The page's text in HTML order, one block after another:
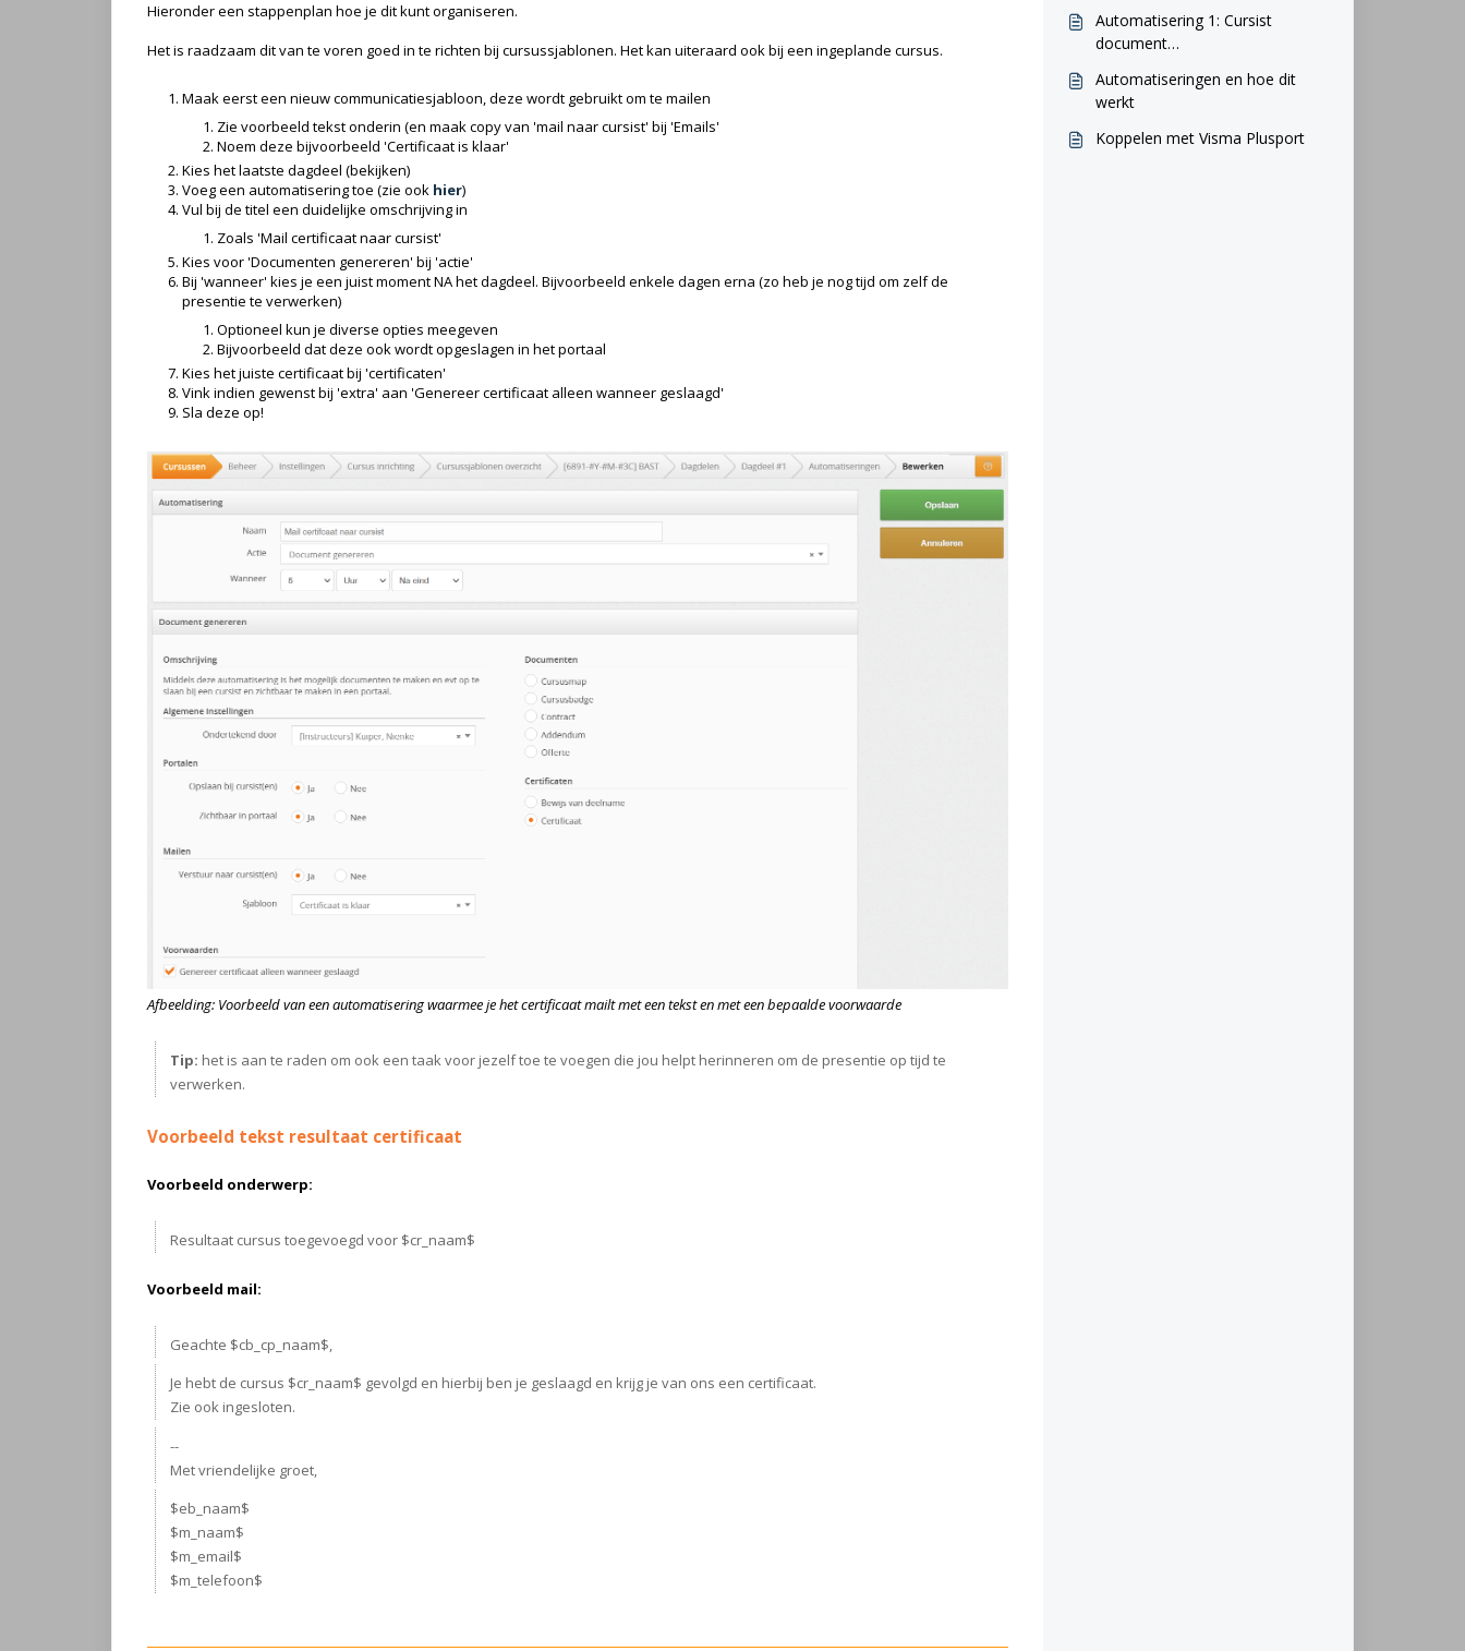
Hieronder een stappenplan hoe je dit kunt organiseren.
Het is raadzaam dit van te voren goed in te richten bij cursussjablonen. Het kan uiteraard ook bij een ingeplande cursus.
Maak eerst een nieuw communicatiesjabloon, deze wordt gebruikt om te mailen
Zie voorbeeld tekst onderin (en maak copy van 'mail naar cursist' bij 'Emails'
Noem deze bijvoorbeeld 'Certificaat is klaar'
Kies het laatste dagdeel (bekijken)
Voeg een automatisering toe (zie ook hier)
Vul bij de titel een duidelijke omschrijving in
Zoals 'Mail certificaat naar cursist'
Kies voor 'Documenten genereren' bij 'actie'
Bij 'wanneer' kies je een juist moment NA het dagdeel. Bijvoorbeeld enkele dagen erna (zo heb je nog tijd om zelf de
presentie te verwerken)
Optioneel kun je diverse opties meegeven
Bijvoorbeeld dat deze ook wordt opgeslagen in het portaal
Kies het juiste certificaat bij 'certificaten'
Vink indien gewenst bij 'extra' aan 'Genereer certificaat alleen wanneer geslaagd'
Sla deze op!
Afbeelding: Voorbeeld van een automatisering waarmee je het certificaat mailt met een tekst en met een bepaalde voorwaarde
Tip: het is aan te raden om ook een taak voor jezelf toe te voegen die jou helpt herinneren om de presentie op tijd te
verwerken.
Voorbeeld tekst resultaat certificaat
Voorbeeld onderwerp:
Resultaat cursus toegevoegd voor $cr_naam$
Voorbeeld mail:
Geachte $cb_cp_naam$,
Je hebt de cursus $cr_naam$ gevolgd en hierbij ben je geslaagd en krijg je van ons een certificaat.
Zie ook ingesloten.
--
Met vriendelijke groet,
$eb_naam$
$m_naam$
$m_email$
$m_telefoon$
Automatisering 1: Cursist
document
Automatiseringen en hoe dit
werkt
Koppelen met Visma Plusport